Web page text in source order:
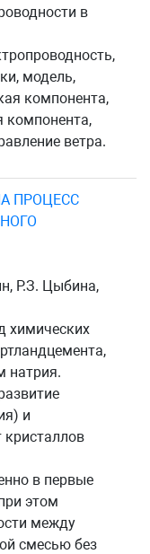
в
модель,
компонента,
компонента,
ветра.
ПРОЦЕСС
Р.З. Цыбина,
химических
натрия.
и
кристаллов
в первые
этом
между
смесью без